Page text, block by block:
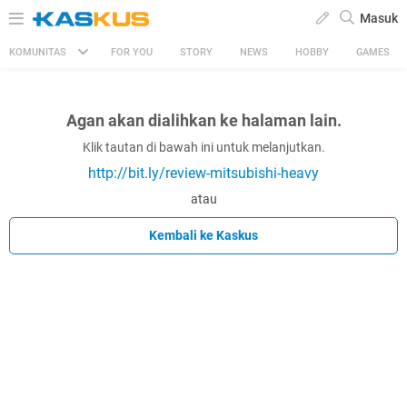
Masuk
KOMUNITAS FOR YOU STORY NEWS HOBBY GAMES
Agan akan dialihkan ke halaman lain.
Klik tautan di bawah ini untuk melanjutkan.
http://bit.ly/review-mitsubishi-heavy
atau
Kembali ke Kaskus